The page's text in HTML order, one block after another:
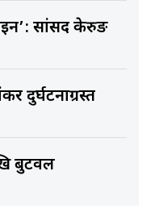
सांसद केरुङ
दुर्घटनाग्रस्त
बुटवल